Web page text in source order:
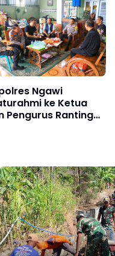
Ngawi
ke Ketua
Pengurus Ranting